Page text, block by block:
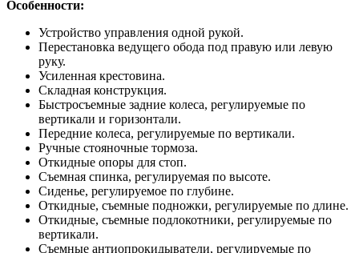
Особенности:
Устройство управления одной рукой.
Перестановка ведущего обода под правую или левую
руку.
Усиленная крестовина.
Складная конструкция.
Быстросъемные задние колеса, регулируемые по
вертикали и горизонтали.
Передние колеса, регулируемые по вертикали.
Ручные стояночные тормоза.
Откидные опоры для стоп.
Съемная спинка, регулируемая по высоте.
Сиденье, регулируемое по глубине.
Откидные, съемные подножки, регулируемые по длине.
Откидные, съемные подлокотники, регулируемые по
вертикали.
Съемные антиопрокидыватели, регулируемые по